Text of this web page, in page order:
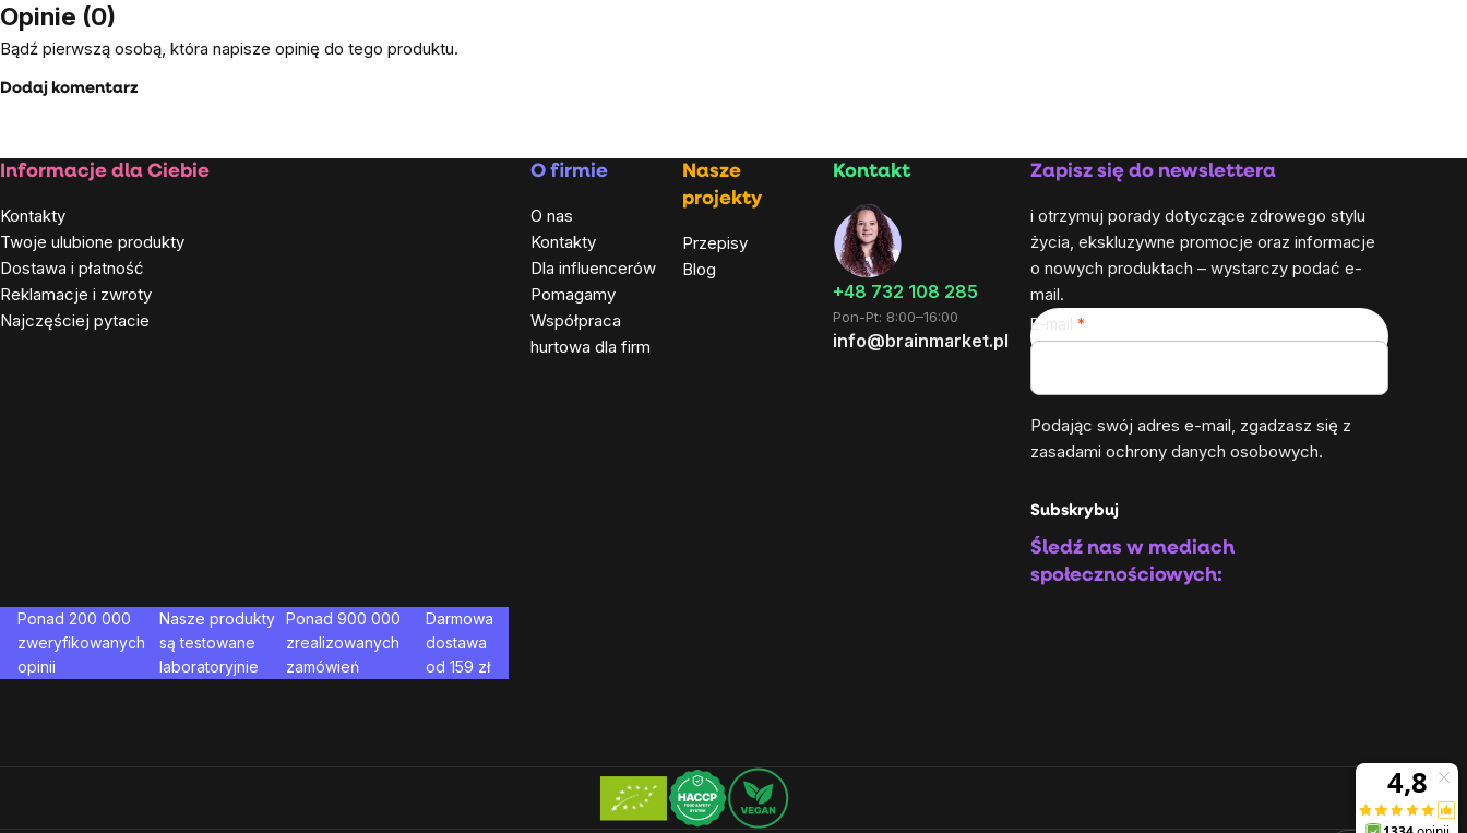
Opinie (0)
Bądź pierwszą osobą, która napisze opinię do tego produktu.
Dodaj komentarz
Stopka
Informacje dla Ciebie
Kontakty
Twoje ulubione produkty
Dostawa i płatność
Reklamacje i zwroty
Najczęściej pytacie
O firmie
O nas
Kontakty
Dla influencerów
Pomagamy
Współpraca
hurtowa dla firm
Nasze
projekty
Przepisy
Blog
Kontakt
+48 732 108 285
Pon-Pt: 8:00–16:00
info@brainmarket.pl
Zapisz się do newslettera
i otrzymuj porady dotyczące zdrowego stylu
życia, ekskluzywne promocje oraz informacje
o nowych produktach – wystarczy podać e-
mail.
E-mail
Podając swój adres e-mail, zgadzasz się z
zasadami ochrony danych osobowych.
Subskrybuj
Śledź nas w mediach
społecznościowych:
Ponad 200 000
zweryfikowanych
opinii
Nasze produkty
są testowane
laboratoryjnie
Ponad 900 000
zrealizowanych
zamówień
Darmowa
dostawa
od 159 zł